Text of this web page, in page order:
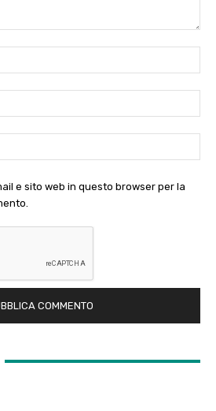
e sito web in questo browser per la